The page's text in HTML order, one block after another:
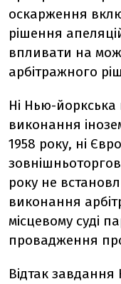
оскарження
рішення
впливати на
арбітражного
Ні Нью-
виконання
1958 року, ні
року не
виконання
місцевому суді
провадження
Відтак